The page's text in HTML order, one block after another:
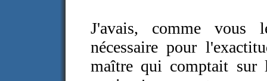
J'avais, comme vous
nécessaire pour
maître qui comptait